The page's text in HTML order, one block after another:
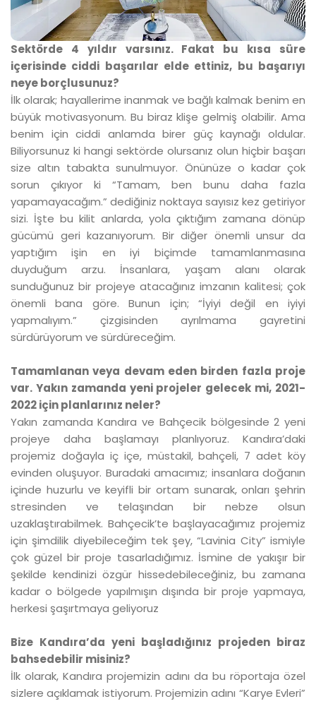
Sektörde 4 yıldır varsınız. Fakat bu kısa süre
içerisinde ciddi başarılar elde ettiniz, bu başarıyı
neye borçlusunuz?
İlk olarak; hayallerime inanmak ve bağlı kalmak benim en
büyük motivasyonum. Bu biraz klişe gelmiş olabilir. Ama
benim için ciddi anlamda birer güç kaynağı oldular.
Biliyorsunuz ki hangi sektörde olursanız olun hiçbir başarı
size altın tabakta sunulmuyor. Önünüze o kadar çok
sorun çıkıyor ki “Tamam, ben bunu daha fazla
yapamayacağım.” dediğiniz noktaya sayısız kez getiriyor
sizi. İşte bu kilit anlarda, yola çıktığım zamana dönüp
gücümü geri kazanıyorum. Bir diğer önemli unsur da
yaptığım işin en iyi biçimde tamamlanmasına
duyduğum arzu. İnsanlara, yaşam alanı olarak
sunduğunuz bir projeye atacağınız imzanın kalitesi; çok
önemli bana göre. Bunun için; “İyiyi değil en iyiyi
yapmalıyım.” çizgisinden ayrılmama gayretini
sürdürüyorum ve sürdüreceğim.
Tamamlanan veya devam eden birden fazla proje
var. Yakın zamanda yeni projeler gelecek mi, 2021-
2022 için planlarınız neler?
Yakın zamanda Kandıra ve Bahçecik bölgesinde 2 yeni
projeye daha başlamayı planlıyoruz. Kandıra’daki
projemiz doğayla iç içe, müstakil, bahçeli, 7 adet köy
evinden oluşuyor. Buradaki amacımız; insanlara doğanın
içinde huzurlu ve keyifli bir ortam sunarak, onları şehrin
stresinden ve telaşından bir nebze olsun
uzaklaştırabilmek. Bahçecik’te başlayacağımız projemiz
için şimdilik diyebileceğim tek şey, “Lavinia City” ismiyle
çok güzel bir proje tasarladığımız. İsmine de yakışır bir
şekilde kendinizi özgür hissedebileceğiniz, bu zamana
kadar o bölgede yapılmışın dışında bir proje yapmaya,
herkesi şaşırtmaya geliyoruz
Bize Kandıra’da yeni başladığınız projeden biraz
bahsedebilir misiniz?
İlk olarak, Kandıra projemizin adını da bu röportaja özel
sizlere açıklamak istiyorum. Projemizin adını “Karye Evleri”